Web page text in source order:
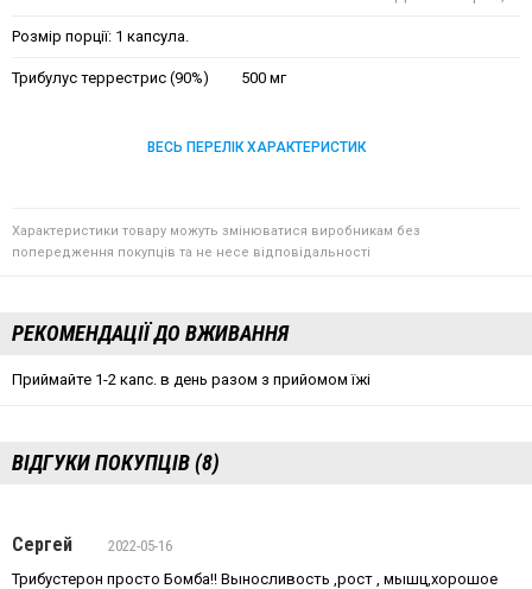
Розмір порції: 1 капсула.
Трибулус террестрис (90%) 500 мг
ВЕСЬ ПЕРЕЛІК ХАРАКТЕРИСТИК
Характеристики товару можуть змінюватися виробникам без
попередження покупців та не несе відповідальності
РЕКОМЕНДАЦІЇ ДО ВЖИВАННЯ
Приймайте 1-2 капс. в день разом з прийомом їжі
ВІДГУКИ ПОКУПЦІВ (8)
Сергей
2022-05-16
Трибустерон просто Бомба!! Выносливость ,рост , мышц,хорошое